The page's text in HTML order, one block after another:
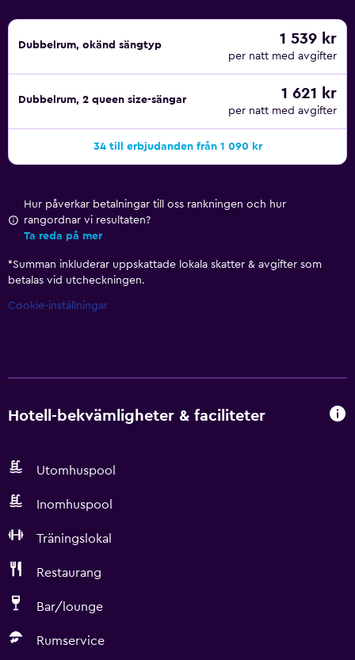
Dubbelrum, okänd sängtyp 1 539 kr
per natt med avgifter
Dubbelrum, 2 queen size-sängar 1 621 kr
per natt med avgifter
34 till erbjudanden från 1 090 kr
Hur påverkar betalningar till oss rankningen och hur
rangordnar vi resultaten?
Ta reda på mer
*Summan inkluderar uppskattade lokala skatter & avgifter som
betalas vid utcheckningen.
Cookie-inställningar
Hotell-bekvämligheter & faciliteter
Utomhuspool
Inomhuspool
Träningslokal
Restaurang
Bar/lounge
Rumservice